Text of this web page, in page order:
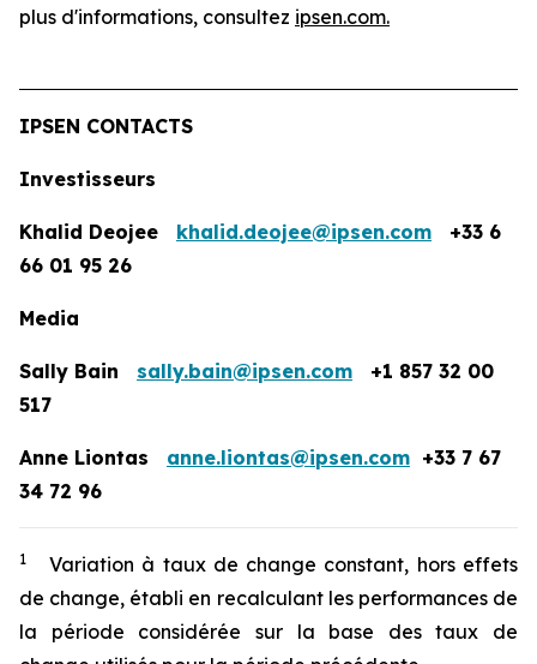
plus d'informations, consultez ipsen.com.
IPSEN CONTACTS
Investisseurs
Khalid Deojee khalid.deojee@ipsen.com +33 6
66 01 95 26
Media
Sally Bain sally.bain@ipsen.com +1 857 32 00
517
Anne Liontas anne.liontas@ipsen.com +33 7 67
34 72 96
1
Variation à taux de change constant, hors effets
de change, établi en recalculant les performances de
la période considérée sur la base des taux de